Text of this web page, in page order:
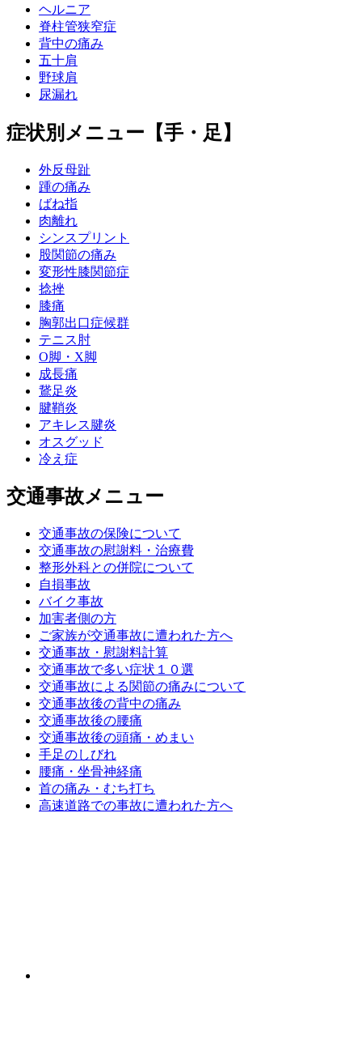
ヘルニア
脊柱管狭窄症
背中の痛み
五十肩
野球肩
尿漏れ
症状別メニュー【手・足】
外反母趾
踵の痛み
ばね指
肉離れ
シンスプリント
股関節の痛み
変形性膝関節症
捻挫
膝痛
胸郭出口症候群
テニス肘
О脚・X脚
成長痛
鵞足炎
腱鞘炎
アキレス腱炎
オスグッド
冷え症
交通事故メニュー
交通事故の保険について
交通事故の慰謝料・治療費
整形外科との併院について
自損事故
バイク事故
加害者側の方
ご家族が交通事故に遭われた方へ
交通事故・慰謝料計算
交通事故で多い症状１０選
交通事故による関節の痛みについて
交通事故後の背中の痛み
交通事故後の腰痛
交通事故後の頭痛・めまい
手足のしびれ
腰痛・坐骨神経痛
首の痛み・むち打ち
高速道路での事故に遭われた方へ